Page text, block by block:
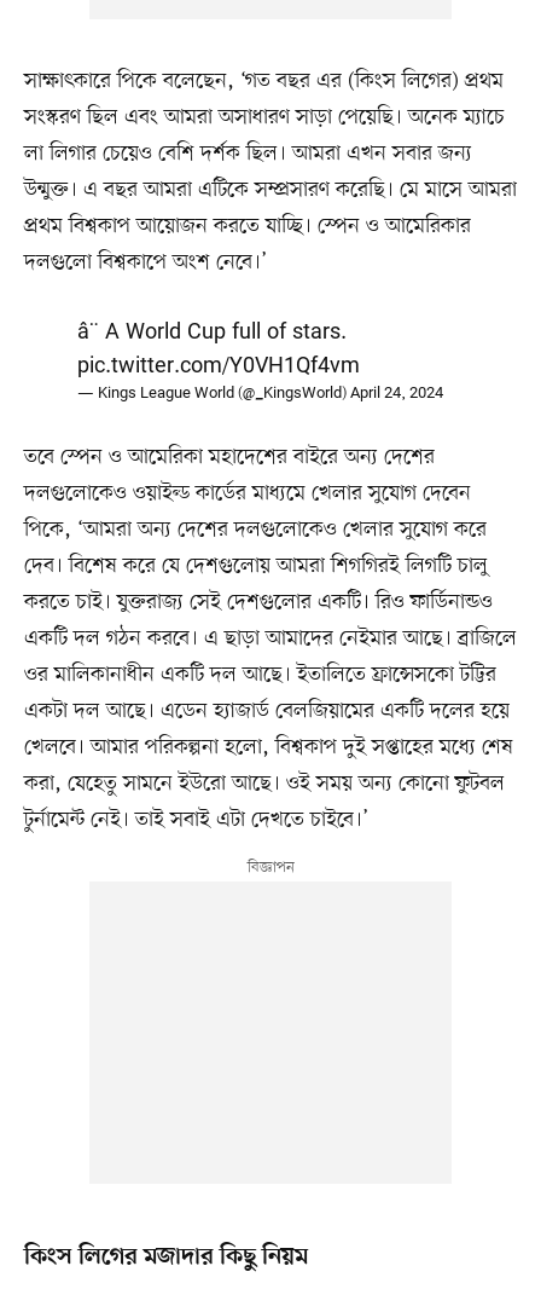
সাক্ষাৎকারে পিকে বলেছেন, ‘গত বছর এর (কিংস লিগের) প্রথম
সংস্করণ ছিল এবং আমরা অসাধারণ সাড়া পেয়েছি। অনেক ম্যাচে
লা লিগার চেয়েও বেশি দর্শক ছিল। আমরা এখন সবার জন্য
উন্মুক্ত। এ বছর আমরা এটিকে সম্প্রসারণ করেছি। মে মাসে আমরা
প্রথম বিশ্বকাপ আয়োজন করতে যাচ্ছি। স্পেন ও আমেরিকার
দলগুলো বিশ্বকাপে অংশ নেবে।’
â¨ A World Cup full of stars.
pic.twitter.com/Y0VH1Qf4vm
— Kings League World (@_KingsWorld)April 24, 2024
তবে স্পেন ও আমেরিকা মহাদেশের বাইরে অন্য দেশের
দলগুলোকেও ওয়াইল্ড কার্ডের মাধ্যমে খেলার সুযোগ দেবেন
পিকে, ‘আমরা অন্য দেশের দলগুলোকেও খেলার সুযোগ করে
দেব। বিশেষ করে যে দেশগুলোয় আমরা শিগগিরই লিগটি চালু
করতে চাই। যুক্তরাজ্য সেই দেশগুলোর একটি। রিও ফার্ডিনান্ডও
একটি দল গঠন করবে। এ ছাড়া আমাদের নেইমার আছে। ব্রাজিলে
ওর মালিকানাধীন একটি দল আছে। ইতালিতে ফ্রান্সেসকো টট্টির
একটা দল আছে। এডেন হ্যাজার্ড বেলজিয়ামের একটি দলের হয়ে
খেলবে। আমার পরিকল্পনা হলো, বিশ্বকাপ দুই সপ্তাহের মধ্যে শেষ
করা, যেহেতু সামনে ইউরো আছে। ওই সময় অন্য কোনো ফুটবল
টুর্নামেন্ট নেই। তাই সবাই এটা দেখতে চাইবে।’
কিংস লিগের মজাদার কিছু নিয়ম